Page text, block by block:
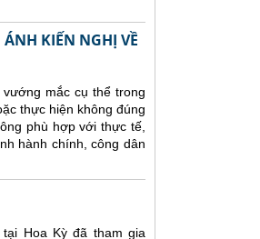
KIẾN NGHỊ VỀ
mắc cụ thể trong
thực hiện không đúng
phù hợp với thực tế,
hành chính, công dân
Hoa Kỳ đã tham gia